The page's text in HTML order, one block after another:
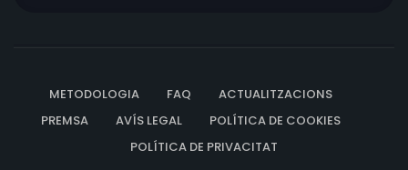
METODOLOGIA FAQ
ACTUALITZACIONS
PREMSA
AVÍS LEGAL
POLÍTICA DE COOKIES
POLÍTICA DE PRIVACITAT